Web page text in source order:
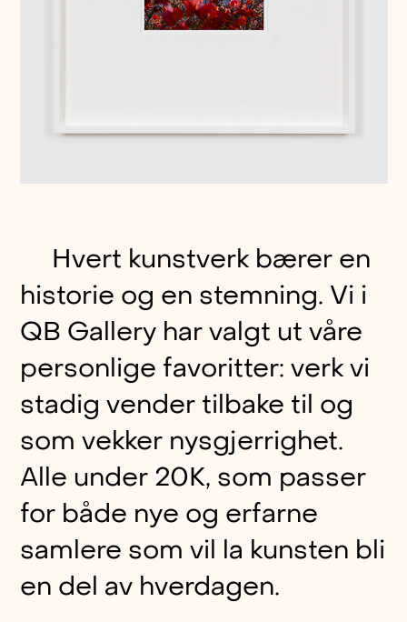
Hvert kunstverk bærer en
historie og en stemning. Vi i
QB Gallery har valgt ut våre
personlige favoritter: verk vi
stadig vender tilbake til og
som vekker nysgjerrighet.
Alle under 20K, som passer
for både nye og erfarne
samlere som vil la kunsten bli
en del av hverdagen.